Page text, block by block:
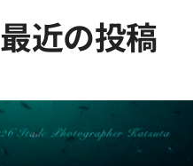
最近の投稿